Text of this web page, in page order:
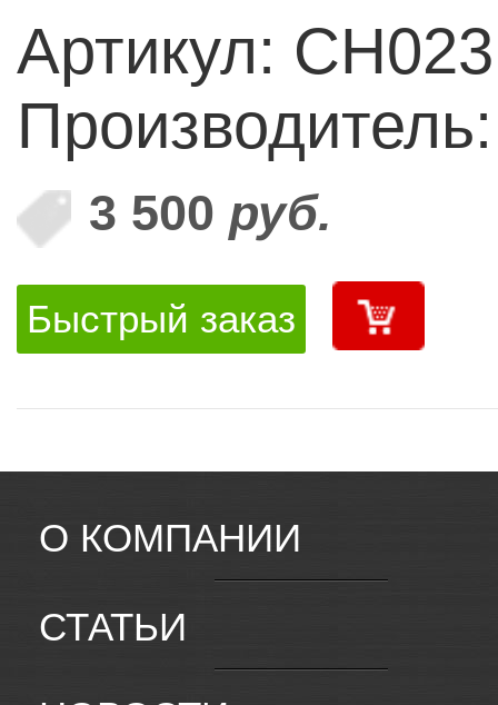
Артикул:
3 500 руб.
Быстрый заказ
О КОМПАНИИ
СТАТЬИ